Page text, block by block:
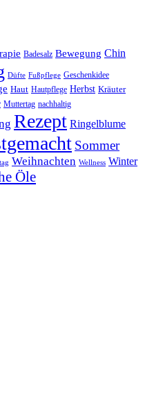
Badesalz Bewegung Chin
Düfte Fußpflege Geschenkidee
Haut Hautpflege Herbst Kräuter
Muttertag nachhaltig
Rezept Ringelblume
Sommer
Weihnachten Wellness Winter
Öle